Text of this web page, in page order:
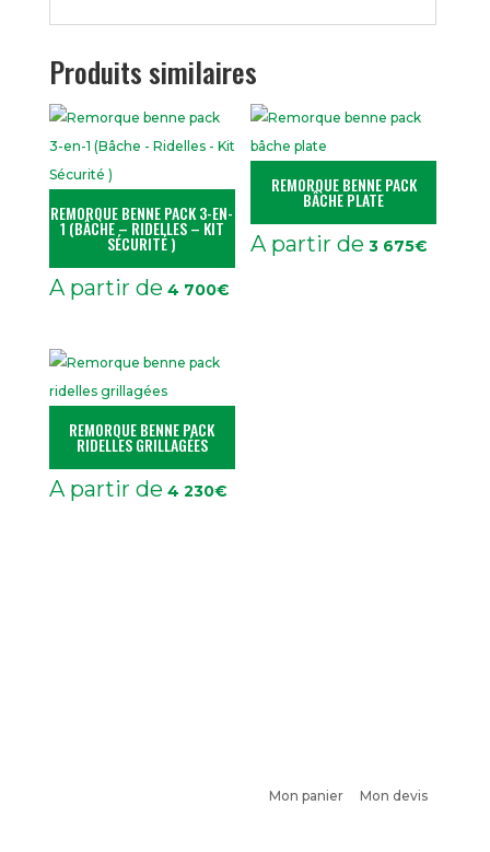
Produits similaires
REMORQUE BENNE PACK 3-EN-
1 (BÂCHE – RIDELLES – KIT
SÉCURITÉ )
A partir de 4 700€
REMORQUE BENNE PACK
BÂCHE PLATE
A partir de 3 675€
REMORQUE BENNE PACK
RIDELLES GRILLAGÉES
A partir de 4 230€
Mon panier Mon devis